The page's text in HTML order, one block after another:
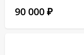
90 000 ₽